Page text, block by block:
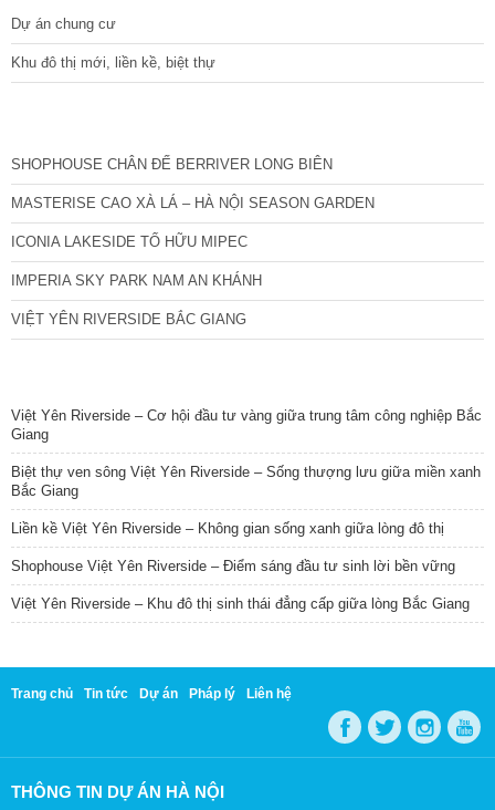
Dự án chung cư
Khu đô thị mới, liền kề, biệt thự
SHOPHOUSE CHÂN ĐẾ BERRIVER LONG BIÊN
MASTERISE CAO XÀ LÁ – HÀ NỘI SEASON GARDEN
ICONIA LAKESIDE TỐ HỮU MIPEC
IMPERIA SKY PARK NAM AN KHÁNH
VIỆT YÊN RIVERSIDE BẮC GIANG
Việt Yên Riverside – Cơ hội đầu tư vàng giữa trung tâm công nghiệp Bắc
Giang
Biệt thự ven sông Việt Yên Riverside – Sống thượng lưu giữa miền xanh
Bắc Giang
Liền kề Việt Yên Riverside – Không gian sống xanh giữa lòng đô thị
Shophouse Việt Yên Riverside – Điểm sáng đầu tư sinh lời bền vững
Việt Yên Riverside – Khu đô thị sinh thái đẳng cấp giữa lòng Bắc Giang
Trang chủ Tin tức Dự án Pháp lý Liên hệ
THÔNG TIN DỰ ÁN HÀ NỘI